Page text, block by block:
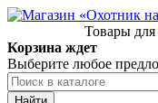
Товары
Корзина ждет
Выберите любое